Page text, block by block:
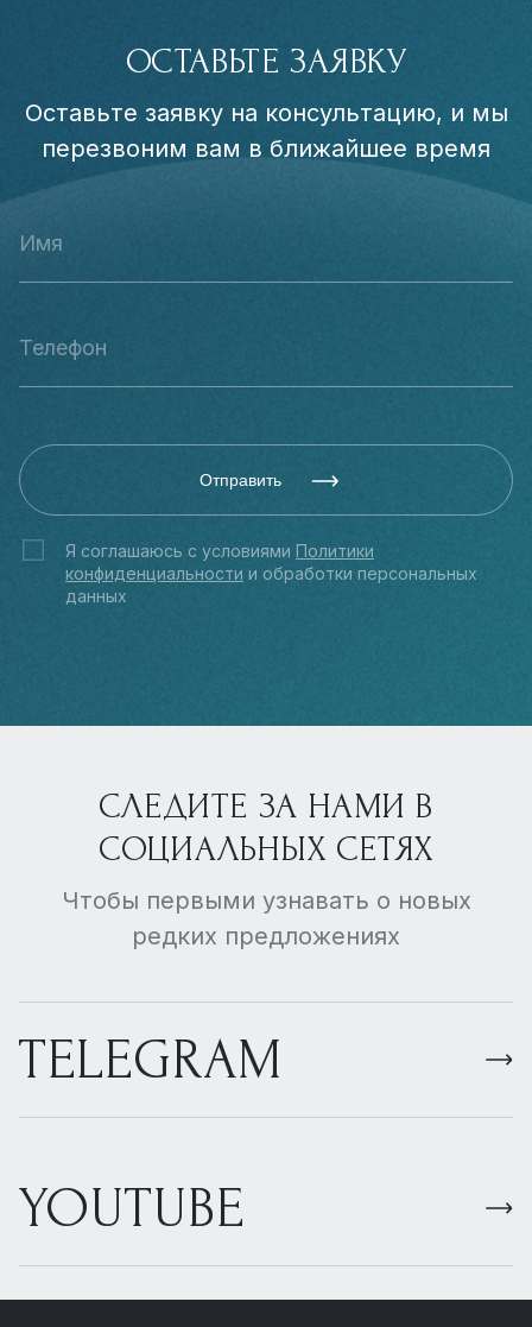
ОСТАВЬТЕ ЗАЯВКУ
Оставьте заявку на консультацию, и мы
перезвоним вам в ближайшее время
Отправить
Я соглашаюсь с условиями Политики
конфиденциальности и обработки персональных
данных
СЛЕДИТЕ ЗА НАМИ В
СОЦИАЛЬНЫХ СЕТЯХ
Чтобы первыми узнавать о новых
редких предложениях
TELEGRAM
YOUTUBE